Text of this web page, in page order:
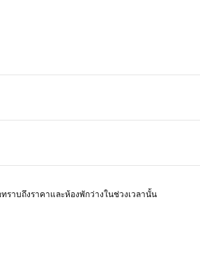
าบถึงราคาและห้องพักว่างในช่วงเวลานั้น